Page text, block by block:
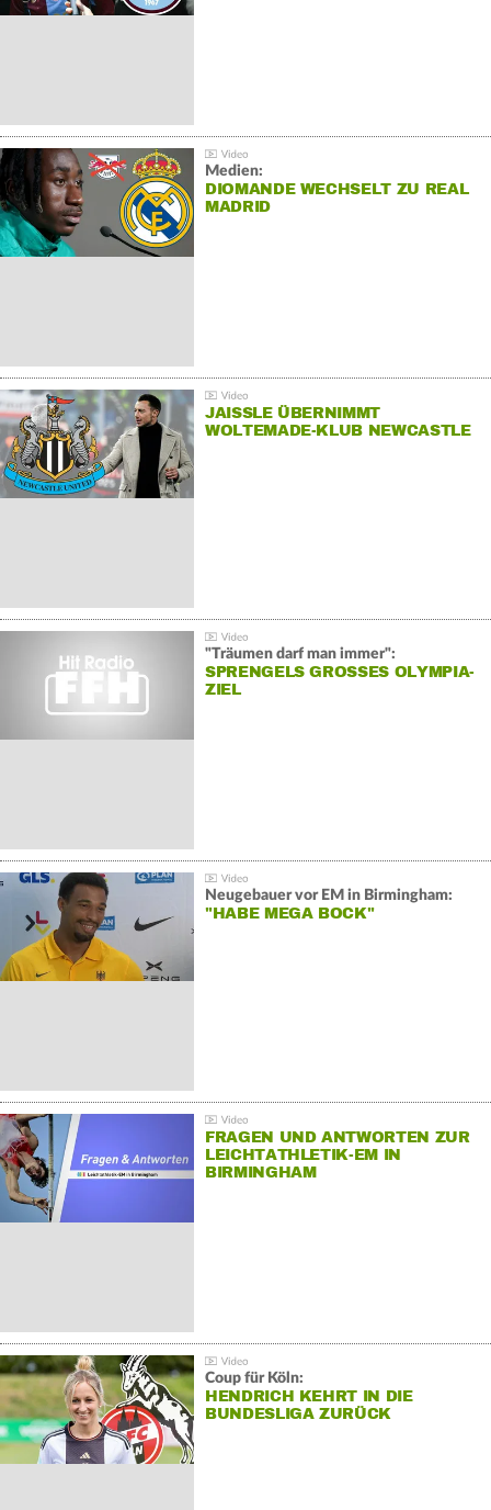
Medien:
DIOMANDE WECHSELT ZU REAL
MADRID
JAISSLE ÜBERNIMMT
WOLTEMADE-KLUB NEWCASTLE
"Träumen darf man immer":
SPRENGELS GROSSES OLYMPIA-Z
IEL
Neugebauer vor EM in Birmingham:
"HABE MEGA BOCK"
FRAGEN UND ANTWORTEN ZUR
LEICHTATHLETIK-EM IN
BIRMINGHAM
Coup für Köln:
HENDRICH KEHRT IN DIE
BUNDESLIGA ZURÜCK